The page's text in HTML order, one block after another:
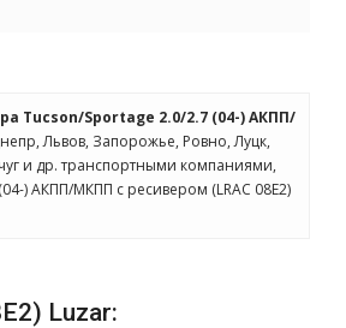
Tucson/Sportage 2.0/2.7 (04-) АКПП/
Львов, Запорожье, Ровно, Луцк,
и др. транспортными компаниями,
) АКПП/МКПП с ресивером (LRAC 08E2)
Luzar: